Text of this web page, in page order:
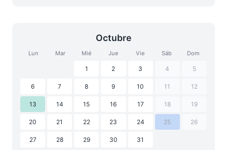
Octubre
Lun Mar Mié Jue Vie Sáb Dom
1 2 3 4 5
6 7 8 9 10 11 12
13 14 15 16 17 18 19
20 21 22 23 24 25 26
27 28 29 30 31